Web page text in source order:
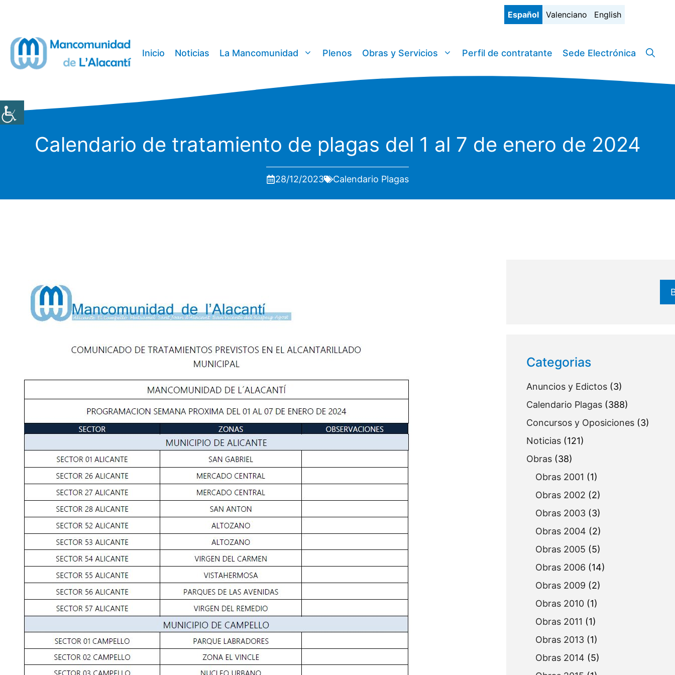
Español Valenciano English
Inicio Noticias La Mancomunidad Plenos Obras y Servicios Perfil de contratante Sede Electrónica
Calendario de tratamiento de plagas del 1 al 7 de enero de 2024
28/12/2023 Calendario Plagas
Categorias
Anuncios y Edictos (3)
Calendario Plagas (388)
Concursos y Oposiciones (3)
Noticias (121)
Obras (38)
Obras 2001 (1)
Obras 2002 (2)
Obras 2003 (3)
Obras 2004 (2)
Obras 2005 (5)
Obras 2006 (14)
Obras 2009 (2)
Obras 2010 (1)
Obras 2011 (1)
Obras 2013 (1)
Obras 2014 (5)